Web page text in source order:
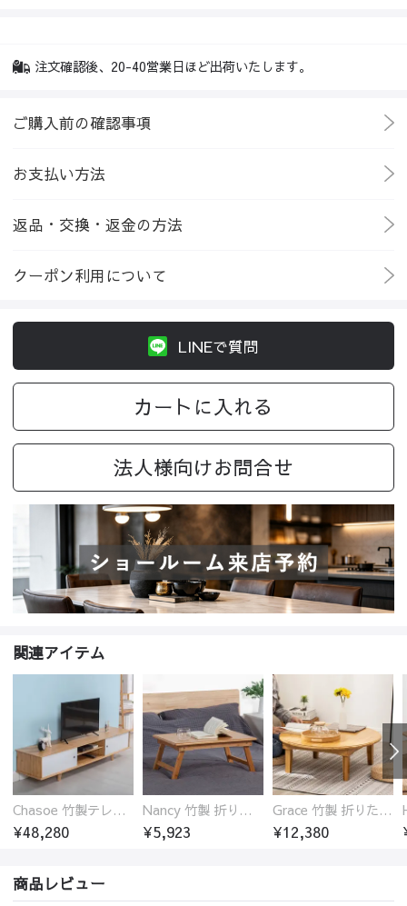
注文確認後、20-40営業日ほど出荷いたします。
ご購入前の確認事項
お支払い方法
返品・交換・返金の方法
クーポン利用について
LINEで質問
カートに入れる
法人様向けお問合せ
関連アイテム
Chasoe 竹製テレビ台 ローボード
¥48,280
Nancy 竹製 折りたたみ式ローテーブル センターテーブル
¥5,923
Grace 竹製 折りたたみ式ローテーブル センターテーブル センターテーブル 円型
¥12,380
商品レビュー